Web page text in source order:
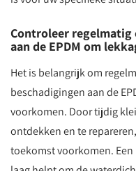
Controleer regelmatig
aan de EPDM om
Het is belangrijk om
beschadigingen aan de
voorkomen. Door tijdig
ontdekken en te
toekomst voorkomen. Een